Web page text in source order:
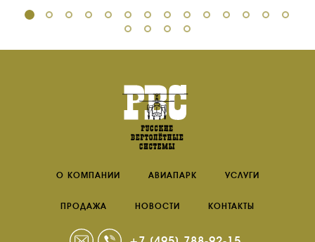
О КОМПАНИИ АВИАПАРК УСЛУГИ
ПРОДАЖА НОВОСТИ КОНТАКТЫ